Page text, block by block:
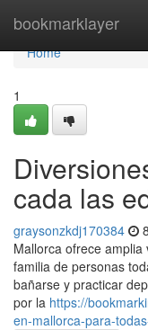
bookmarklayer
Home
Home
1
cada las
graysonzkdj170384
Mallorca ofrece
familia de personas
bañarse y practicar
por la https://
en-mallorca-para-